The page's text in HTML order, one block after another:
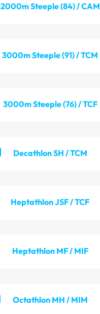
2000m Steeple (84) / CAM
3000m Steeple (91) / TCM
3000m Steeple (76) / TCF
Decathlon SH / TCM
Heptathlon JSF / TCF
Heptathlon MF / MIF
Octathlon MH / MIM